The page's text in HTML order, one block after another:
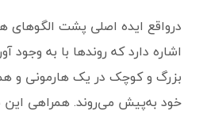
درواقع ایده اصلی پشت الگوهای
اشاره دارد که روندها با به
بزرگ و کوچک در یک هارمونی و
خود به‌پیش می‌روند. همراهی این